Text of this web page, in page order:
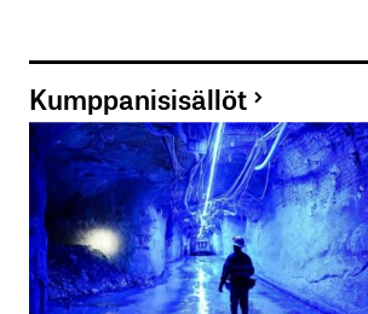
Kumppanisisällöt